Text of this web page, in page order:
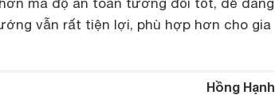
vẫn rất tiện lợi, phù hợp hơn cho gia
Hồng Hạnh